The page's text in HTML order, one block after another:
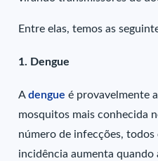
Entre elas, temos as
1. Dengue
Adengue é provavelmente
mosquitos mais conhecida
número de infecções, todos
incidência aumenta quando